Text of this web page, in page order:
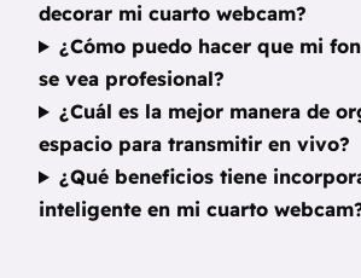
decorar mi cuarto webcam?
¿Cómo puedo hacer que mi
se vea profesional?
¿Cuál es la mejor manera de
espacio para transmitir en vivo?
¿Qué beneficios tiene
inteligente en mi cuarto